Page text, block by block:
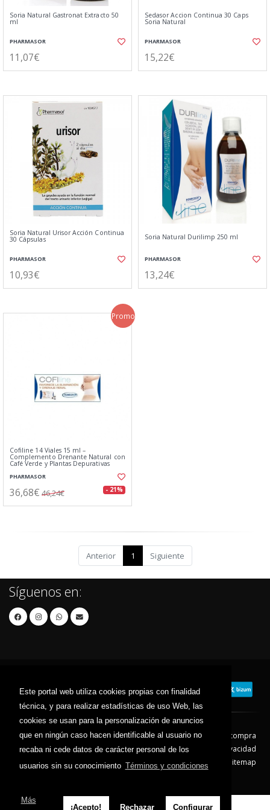
Este portal web utiliza cookies propias con finalidad
técnica, y para realizar estadísticas de uso Web, las
cookies se usan para la personalización de anuncios
que en ningún caso hacen identificable al usuario no
recaba ni cede datos de carácter personal de los
usuarios sin su conocimiento Términos y condiciones
Más
¡Acepto!
Rechazar Configurar
Soria Natural Gastronat Extracto 50
ml
PHARMASOR
11,07€
Sedasor Accion Continua 30 Caps
Soria Natural
PHARMASOR
15,22€
Soria Natural Urisor Acción Continua
30 Cápsulas
PHARMASOR
10,93€
Soria Natural Durilimp 250 ml
PHARMASOR
13,24€
Promo
Cofiline 14 Viales 15 ml –
Complemento Drenante Natural con
Café Verde y Plantas Depurativas
PHARMASOR
36,68€ 46,24€ - 21%
Anterior 1 Siguiente
Síguenos en:
Contacto Aviso Legal
Condiciones de compra
Política de envíos
Política de devolución
Política de Privacidad
Política de Cookies
Sitemap